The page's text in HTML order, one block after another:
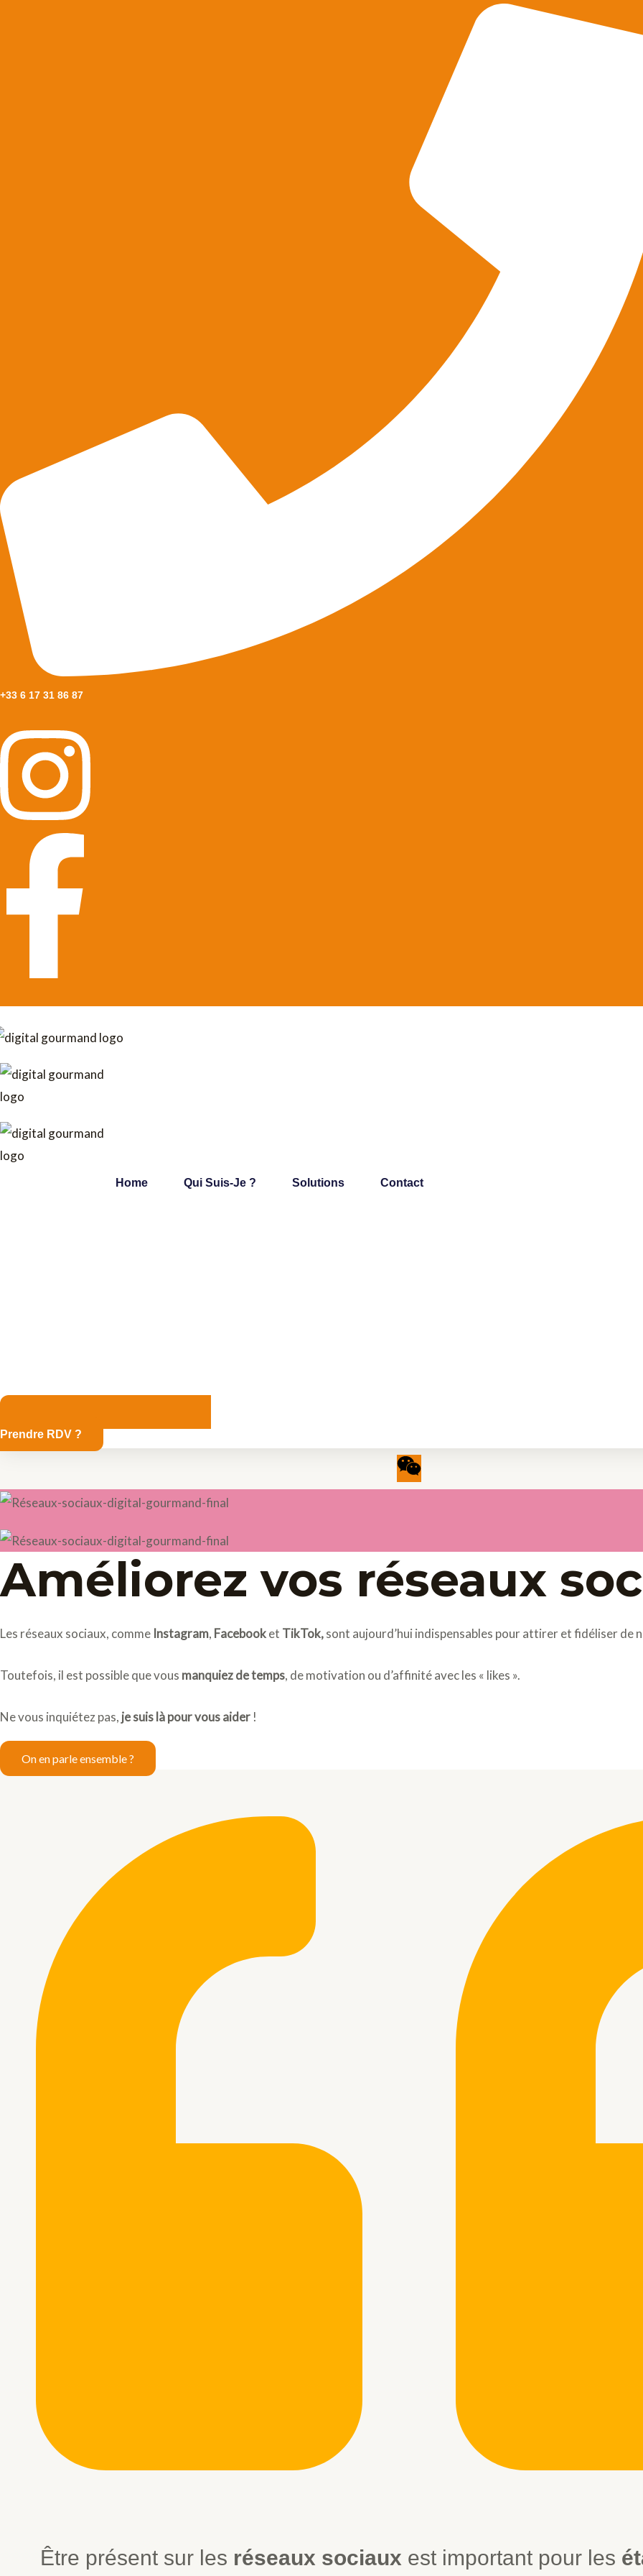
+33 6 17 31 86 87
Home Qui Suis-Je ? Solutions Contact
Prendre RDV ?
Améliorez vos réseaux
Les réseaux sociaux, comme Instagram, Facebooket TikTok,sont aujourd’hui indispensables pour attirer et fidéliser de
Toutefois, il est possible que vous manquiez de temps, de motivation ou d’affinité avec les « likes ».
Ne vous inquiétez pas, je suis là pour vous aider !
On en parle ensemble ?
Être présent sur les réseaux sociaux est important pour les